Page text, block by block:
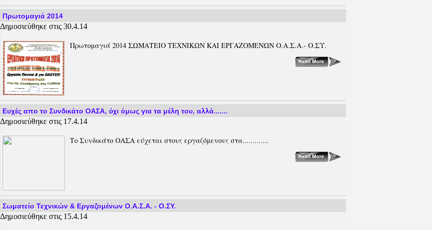
Πρωτομαγιά 2014
Δημοσιεύθηκε στις 30.4.14
Πρωτομαγιά 2014 ΣΩΜΑΤΕΙΟ ΤΕΧΝΙΚΩΝ ΚΑΙ ΕΡΓΑΖΟΜΕΝΩΝ Ο.Α.Σ.Α.- Ο.ΣΥ.
Ευχές απο το Συνδικάτο ΟΑΣΑ, όχι όμως για τα μέλη του, αλλά.......
Δημοσιεύθηκε στις 17.4.14
Το Συνδικάτο ΟΑΣΑ εύχεται στους εργαζόμενους στα.............
Σωματείο Τεχνικών & Εργαζομένων Ο.Α.Σ.Α. - Ο.ΣΥ.
Δημοσιεύθηκε στις 15.4.14